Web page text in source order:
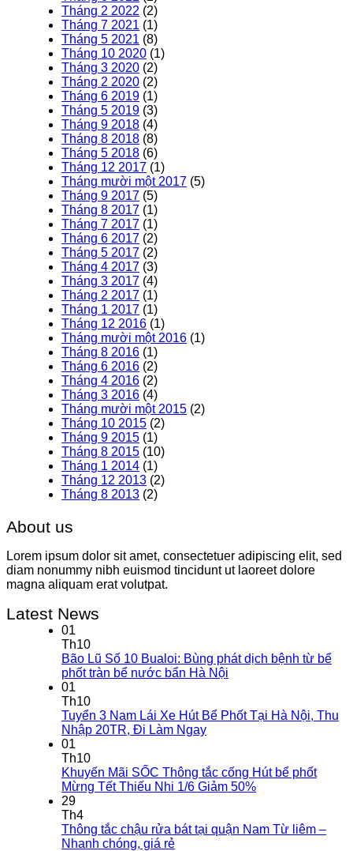
Tháng 2 2022 (2)
Tháng 7 2021 (1)
Tháng 5 2021 (8)
Tháng 10 2020 (1)
Tháng 3 2020 (2)
Tháng 2 2020 (2)
Tháng 6 2019 (1)
Tháng 5 2019 (3)
Tháng 9 2018 (4)
Tháng 8 2018 (8)
Tháng 5 2018 (6)
Tháng 12 2017 (1)
Tháng mười một 2017 (5)
Tháng 9 2017 (5)
Tháng 8 2017 (1)
Tháng 7 2017 (1)
Tháng 6 2017 (2)
Tháng 5 2017 (2)
Tháng 4 2017 (3)
Tháng 3 2017 (4)
Tháng 2 2017 (1)
Tháng 1 2017 (1)
Tháng 12 2016 (1)
Tháng mười một 2016 (1)
Tháng 8 2016 (1)
Tháng 6 2016 (2)
Tháng 4 2016 (2)
Tháng 3 2016 (4)
Tháng mười một 2015 (2)
Tháng 10 2015 (2)
Tháng 9 2015 (1)
Tháng 8 2015 (10)
Tháng 1 2014 (1)
Tháng 12 2013 (2)
Tháng 8 2013 (2)
About us
Lorem ipsum dolor sit amet, consectetuer adipiscing elit, sed
diam nonummy nibh euismod tincidunt ut laoreet dolore
magna aliquam erat volutpat.
Latest News
01
Th10
Bão Lũ Số 10 Bualoi: Bùng phát dịch bệnh từ bể
phốt tràn bể nước bẩn Hà Nội
01
Th10
Tuyển 3 Nam Lái Xe Hút Bể Phốt Tại Hà Nội, Thu
Nhập 20TR, Đi Làm Ngay
01
Th10
Khuyến Mãi SỐC Thông tắc cống Hút bể phốt
Mừng Tết Thiếu Nhi 1/6 Giảm 50%
29
Th4
Thông tắc chậu rửa bát tại quận Nam Từ liêm –
Nhanh chóng, giá rẻ